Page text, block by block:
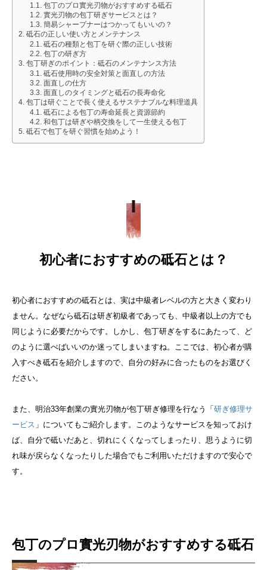
包丁のプロ實光刃物がおすすめする砥石
實光刃物の包丁研ぎサービスとは？
簡易シャープナーはつかってもいいの？
砥石の正しい使い方とメンテナンス
砥石の種類と包丁を研ぐ際の正しい技術
包丁の研ぎ方
包丁研ぎのポイント：砥石のメンテナンス方法
砥石使用時の安全対策と面直しの方法
面直しの仕方
面直しのタイミングと砥石の長寿命化
包丁は研ぐことで長く使えるサステナブルな料理道具
砥石による包丁の寿命延長と資源節約
和包丁は研ぎや柄交換をして一生使える包丁
砥石で包丁を研ぐ習慣を始めよう！
初心者におすすめの砥石とは？
初心者におすすめの砥石とは、実は中級者レベルの方と大きく変わり
ません。なぜなら砥石は研ぎ初級者であっても、中級者以上の方でも
同じように必要だからです。
しかし、包丁研ぎをするにあたって、ど
のように選べばいいのか迷ってしまいますね。ここでは、初心者が購
入すべき砥石を紹介しますので、自分の好みに合ったものをお選びく
ださい。
また、明治33年創業の實光刃物が包丁研ぎ修理を行なう「 研ぎ修理サ
ービス 」についてもご紹介します。このようなサービスを知っておけ
ば、自分で砥いだあと、切れにくくなってしまったり、思うように切
れ味が戻らなくなったりした場合でもご利用いただけますので安心で
す。
包丁のプロ實光刃物がおすすめする砥石